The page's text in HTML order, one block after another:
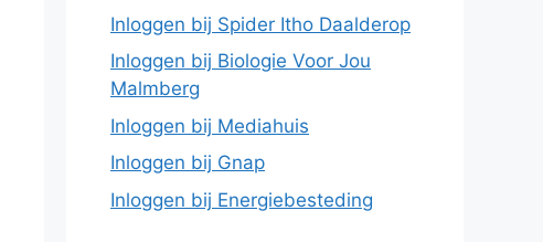
Inloggen bij Spider Itho Daalderop
Inloggen bij Biologie Voor Jou
Malmberg
Inloggen bij Mediahuis
Inloggen bij Gnap
Inloggen bij Energiebesteding